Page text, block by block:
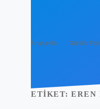
Anasayfa Gizlilik
ETIKET: EREN